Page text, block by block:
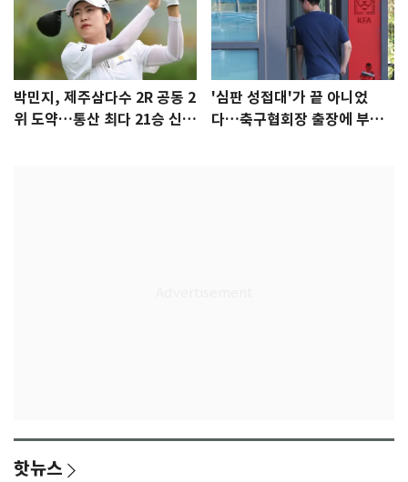
박민지, 제주삼다수 2R 공동 2
위 도약…통산 최다 21승 신기
'심판 성접대'가 끝 아니었
다…축구협회장 출장에 부인
핫뉴스